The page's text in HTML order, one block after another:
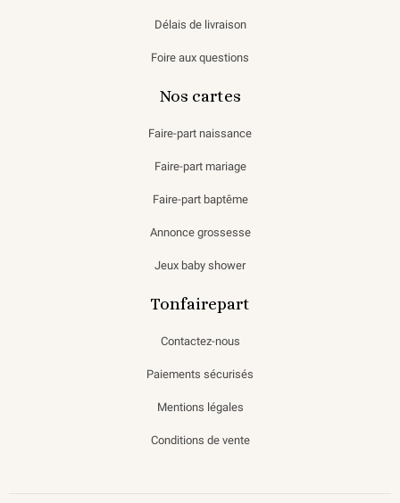
Délais de livraison
Foire aux questions
Nos cartes
Faire-part naissance
Faire-part mariage
Faire-part baptême
Annonce grossesse
Jeux baby shower
Tonfairepart
Contactez-nous
Paiements sécurisés
Mentions légales
Conditions de vente